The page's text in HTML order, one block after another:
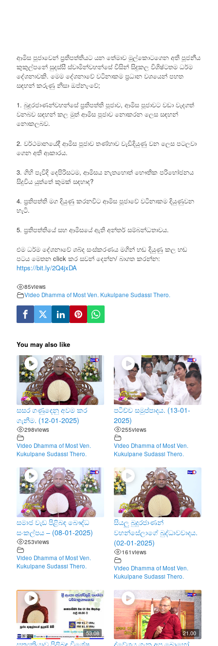
ආමිස පූජාවෙන් ප්‍රතිපත්තියට යන තේමාව මුල්කොටගෙන අති පූජනීය
කුකුල්පනේ සුදස්සී ස්වාමින්වහන්සේ විසින් සිදුකල විශිෂ්ටතම ධර්ම
දේශනාවකි. මෙම දේශනාවේ වටිනාකම ප්‍රධාන වශයෙන් පහත
සඳහන් කරුණු නිසා ඔප්නැංවේ;
1. බුදුරජාණන්වහන්සේ ප්‍රතිපත්ති පූජාව, ආමිස පූජාවට වඩා වැදගත්
වනබව සඳහන් කල මුත් ආමිස පූජාව නොකරන ලෙස සඳහන්
නොකලබව.
2. වර්ථමානයේදී ආමිස පූජාව තණ්හාව වැඩිදියුණු වන ලෙස පටලවා
ගෙන අති ආකාරය.
3. ගිහි පැවිදි දෙපිරිසටම, ආමිසය නැතහොත් භෞතික පරිභෝජනය
සිදුවිය යුත්තේ කුමක් සඳහාද?
4. ප්‍රතිපත්ති මග දියුණු කරනවිට ආමිස පූජාවේ වටිනාකම දියුණුවන
හැටි.
5. ප්‍රතිපත්තියේ සහ ආමිසයේ ඇති අන්තර් සම්බන්ධතාවය.
එම ධර්ම දේශනාවේ ශබ්ද සංස්කරණය මගින් හඬ දියුණු කල හඬ
පටය මෙතන click කර සවන් දෙන්න/ බාගත කරන්න:
https://bit.ly/2Q4jxDA
85views
Video Dhamma of Most Ven. Kukulpane Sudassi Thero.
You may also like
සසර ගණුදෙනු අවම කර
ගැනීම. (12-01-2025)
298views
Video Dhamma of Most Ven.
Kukulpane Sudassi Thero.
පටිච්ච සමුප්පාදය. (13-01-
2025)
255views
Video Dhamma of Most Ven.
Kukulpane Sudassi Thero.
සමාජ වැඩ පිළිබඳ බෞද්ධ
සංකල්පය – (08-01-2025)
253views
Video Dhamma of Most Ven.
Kukulpane Sudassi Thero.
සියලු බුදුරජාණන්
වහන්සේලාගේ බුද්ධාවවාදය.
(02-01-2025)
161views
Video Dhamma of Most Ven.
Kukulpane Sudassi Thero.
53.08 21.00